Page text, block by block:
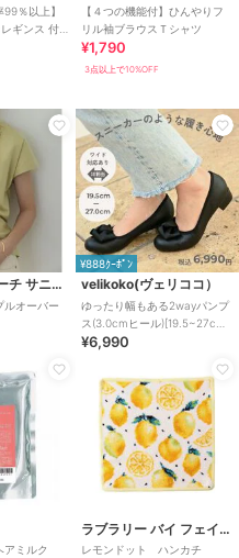
99％以上】
ギンス 付
【４つの機能付】ひんやりフ
リル袖ブラウスＴシャツ
¥1,790
3点以上で10%OFF
アーバンリサーチ サニーレーベル
ルオーバー
¥888ｸｰﾎﾟﾝ
velikoko(ヴェリココ）
ゆったり幅もある2wayパンプ
ス(3.0cmヒール)[19.5~27cm]
ラクチンきれいシューズ
¥6,990
アミルク
ラブラリー バイ フェイラー
レモンドット ハンカチ